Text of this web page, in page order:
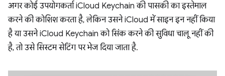
अगर कोई उपयोगकर्ता iCloud Keychain की पासकी का इस्तेमाल
करने की कोशिश करता है, लेकिन उसने iCloud में साइन इन नहीं किया
है या उसने iCloud Keychain को सिंक करने की सुविधा चालू नहीं की
है, तो उसे सिस्टम सेटिंग पर भेज दिया जाता है.